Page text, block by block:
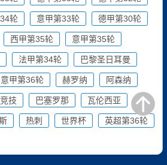
轮 意甲第33轮 德甲第30轮
西甲第35轮 意甲第35轮
法甲第34轮 巴黎圣日耳曼
意甲第36轮 赫罗纳 阿森纳
技 巴塞罗那 瓦伦西亚
热刺 世界杯 英超第36轮